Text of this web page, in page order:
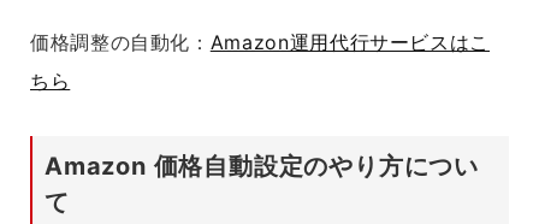
価格調整の自動化： Amazon運用代行サービスはこ
ちら
Amazon 価格自動設定のやり方につい
て